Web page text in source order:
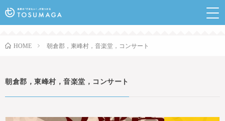
HOME 朝倉郡，東峰村，音楽堂，コンサート
朝倉郡，東峰村，音楽堂，コンサート